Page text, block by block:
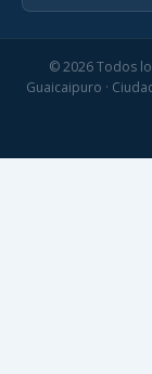
© 2026 Todos
Guaicaipuro ·